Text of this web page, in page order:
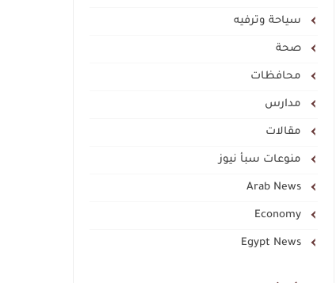
سياحة وترفيه
صحة
محافظات
مدارس
مقالات
منوعات سبأ نيوز
Arab News
Economy
Egypt News